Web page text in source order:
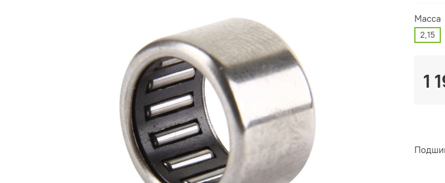
Масса
2,15
1